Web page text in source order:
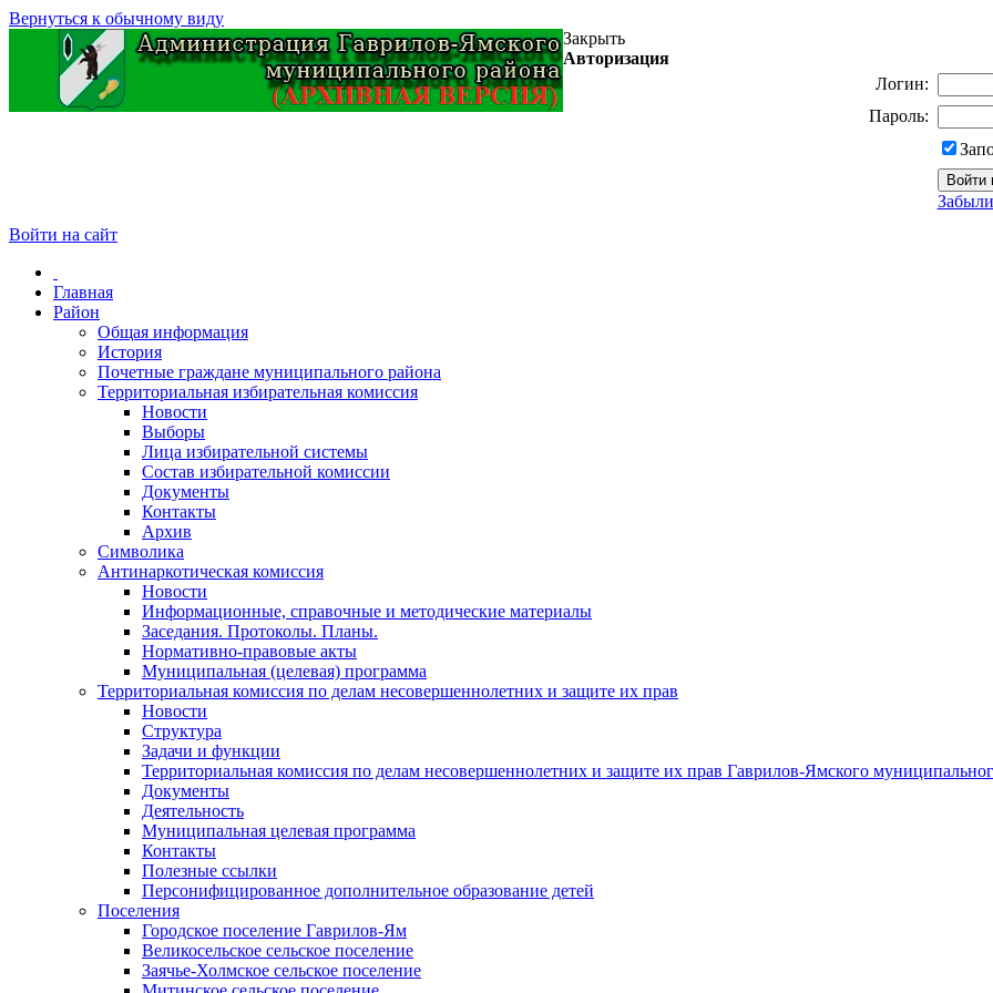
Вернуться к обычному виду
Закрыть
Авторизация
Логин:
Пароль:
Войти на сайт
Главная
Район
Общая информация
История
Почетные граждане муниципального района
Территориальная избирательная комиссия
Новости
Выборы
Лица избирательной системы
Состав избирательной комиссии
Документы
Контакты
Архив
Символика
Антинаркотическая комиссия
Новости
Информационные, справочные и методические материалы
Заседания. Протоколы. Планы.
Нормативно-правовые акты
Муниципальная (целевая) программа
Территориальная комиссия по делам несовершеннолетних и защите их прав
Новости
Структура
Задачи и функции
Территориальная комиссия по делам несовершеннолетних и защите их прав Гаврилов-Ямского
Документы
Деятельность
Муниципальная целевая программа
Контакты
Полезные ссылки
Персонифицированное дополнительное образование детей
Поселения
Городское поселение Гаврилов-Ям
Великосельское сельское поселение
Заячье-Холмское сельское поселение